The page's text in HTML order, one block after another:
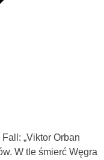
„Viktor Orban
W tle śmierć Węgra